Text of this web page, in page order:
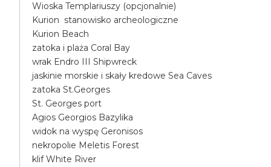
Wioska Templariuszy (opcjonalnie)
Kurion stanowisko archeologiczne
Kurion Beach
zatoka i plaża Coral Bay
wrak Endro III Shipwreck
jaskinie morskie i skały kredowe Sea Caves
zatoka St.Georges
St. Georges port
Agios Georgios Bazylika
widok na wyspę Geronisos
nekropolie Meletis Forest
klif White River